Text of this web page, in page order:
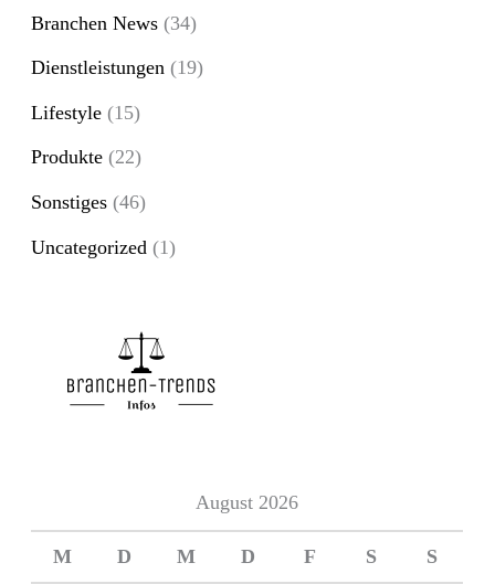
e
n
h
:
Branchen News (34)
Dienstleistungen (19)
Lifestyle (15)
Produkte (22)
Sonstiges (46)
Uncategorized (1)
August 2026
M D M D F S S